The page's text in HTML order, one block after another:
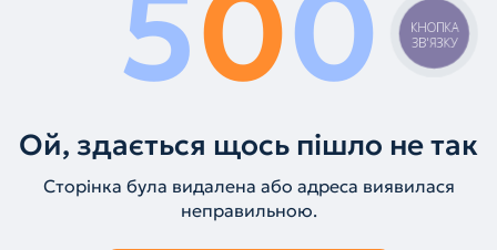
500
Ой, здається щось пішло не так
Сторінка була видалена або адреса виявилася
неправильною.
КНОПКА
ЗВ'ЯЗКУ